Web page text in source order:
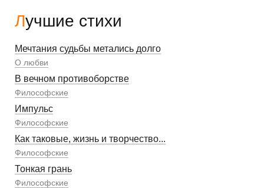
Лучшие стихи
Мечтания судьбы метались долго
О любви
В вечном противоборстве
Философские
Импульс
Философские
Как таковые, жизнь и творчество...
Философские
Тонкая грань
Философские